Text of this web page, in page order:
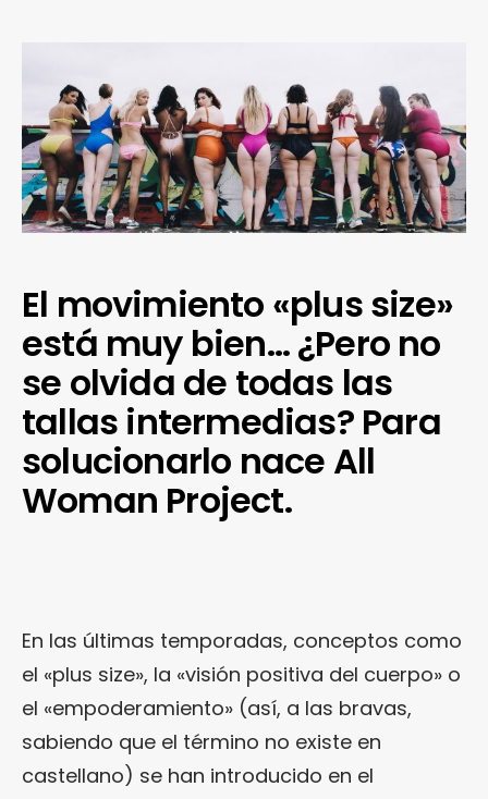
El movimiento «plus size»
está muy bien… ¿Pero no
se olvida de todas las
tallas intermedias? Para
solucionarlo nace All
Woman Project.
En las últimas temporadas, conceptos como
el «plus size», la «visión positiva del cuerpo» o
el «empoderamiento» (así, a las bravas,
sabiendo que el término no existe en
castellano) se han introducido en el